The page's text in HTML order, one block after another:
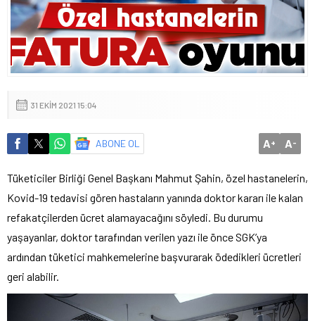
31 EKIM 2021 15:04
ABONE OL A+ A-
Tüketiciler Birliği Genel Başkanı Mahmut Şahin, özel hastanelerin,
Kovid-19 tedavisi gören hastaların yanında doktor kararı ile kalan
refakatçilerden ücret alamayacağını söyledi. Bu durumu
yaşayanlar, doktor tarafından verilen yazı ile önce SGK’ya
ardından tüketici mahkemelerine başvurarak ödedikleri ücretleri
geri alabilir.